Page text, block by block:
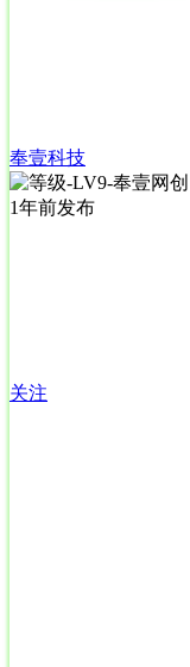
奉壹科技
1年前发布
关注